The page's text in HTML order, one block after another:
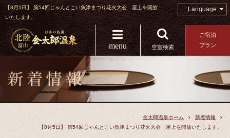
【8月5日】 第54回じゃんとこい魚津まつり花火大会 屋上を開放
いたします。
Language
menu 空室検索
ご宿泊
プラン
金太郎温泉ホーム
新着情報
【8月5日】 第54回じゃんとこい魚津まつり花火大会 屋上を開放いたします。